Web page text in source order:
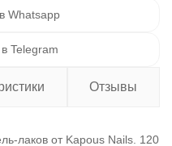
Whatsapp
Telegram
Отзывы
лаков от Kapous Nails. 120